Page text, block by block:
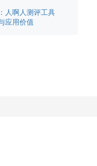
人啊人测评工具
应用价值